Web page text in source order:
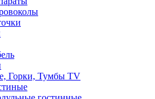
Горки, Тумбы TV